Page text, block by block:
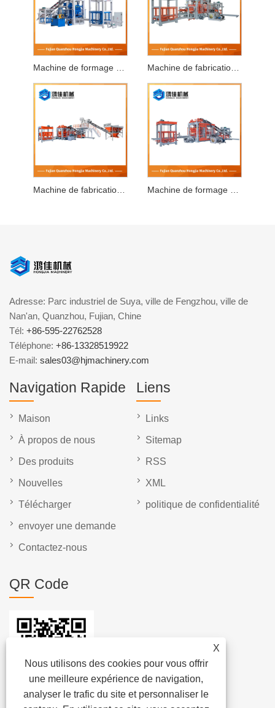
Machine de fabrication de blocs à verrouillage automatique
X
Nous utilisons des cookies pour vous offrir
une meilleure expérience de navigation,
analyser le trafic du site et personnaliser le
Adresse: Parc industriel de Suya, ville de Fengzhou, ville de
Nan'an, Quanzhou, Fujian, Chine
Tél: +86-595-22762528
Téléphone: +86-13328519922
E-mail: sales03@hjmachinery.com
Navigation Rapide
Maison
À propos de nous
Des produits
Nouvelles
Télécharger
envoyer une demande
Contactez-nous
Liens
Links
Sitemap
RSS
XML
politique de confidentialité
QR Code